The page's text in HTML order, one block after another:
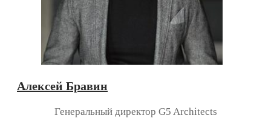
Алексей Бравин
Генеральный директор G5 Architects